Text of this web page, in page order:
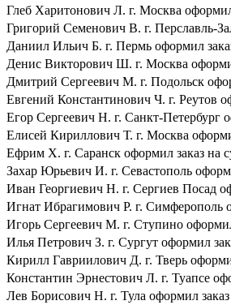
Глеб Харитонович Л. г. Москва
Григорий Семенович В. г. Перславль-
Даниил Ильич Б. г. Пермь оформил
Денис Викторович Ш. г. Москва
Дмитрий Сергеевич М. г. Подольск
Евгений Константинович Ч. г. Реутов
Егор Сергеевич Н. г. Санкт-Петербург
Елисей Кириллович Т. г. Москва
Ефрим Х. г. Саранск оформил заказ на
Захар Юрьевич И. г. Севастополь
Иван Георгиевич Н. г. Сергиев Посад
Игнат Ибрагимович Р. г. Симферополь
Игорь Сергеевич М. г. Ступино
Илья Петрович З. г. Сургут оформил
Кирилл Гавриилович Д. г. Тверь
Константин Эрнестович Л. г. Туапсе
Лев Борисович Н. г. Тула оформил